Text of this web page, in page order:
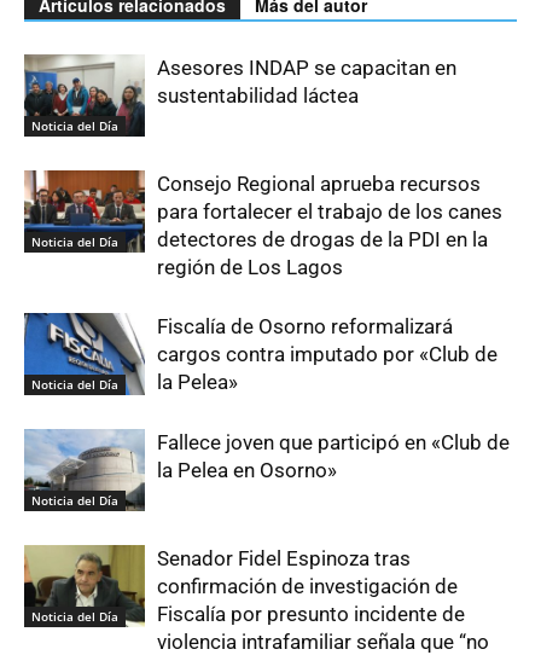
Noticia del Día
Asesores INDAP se capacitan en
sustentabilidad láctea
Noticia del Día
Consejo Regional aprueba recursos
para fortalecer el trabajo de los canes
detectores de drogas de la PDI en la
región de Los Lagos
Noticia del Día
Fiscalía de Osorno reformalizará
cargos contra imputado por «Club de
la Pelea»
Noticia del Día
Fallece joven que participó en «Club de
la Pelea en Osorno»
Noticia del Día
Senador Fidel Espinoza tras
confirmación de investigación de
Fiscalía por presunto incidente de
violencia intrafamiliar señala que “no